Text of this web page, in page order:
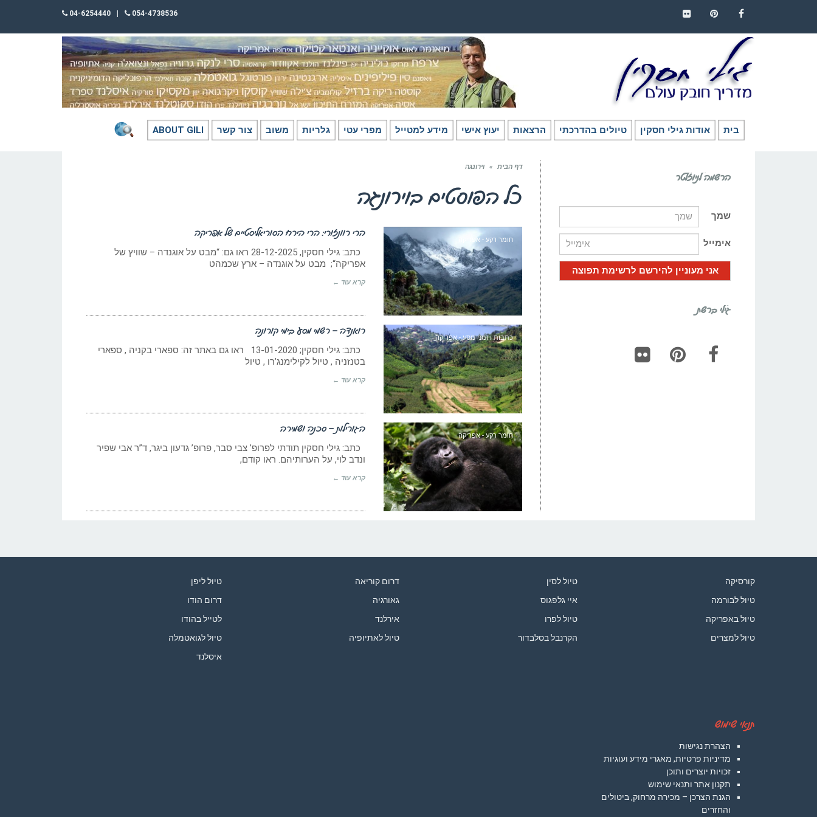
054-4738536
04-6254440
בית אודות גילי חסקין טיולים בהדרכתי הרצאות יעוץ אישי מידע למטייל מפרי עטי גלריות משוב צור קשר ABOUT GILI
דף הבית » וירונגה
כל הפוסטים בוירונגה
חומר רקע - אפריקה
הרי רוונזורי: הרי הירח הסוריאליסטיים של אפריקה
כתב: גילי חסקין, 28-12-2025 ראו גם: “מבט על אוגנדה – שוויץ של
אפריקה“; מבט על אוגנדה – ארץ שכמהט
קרא עוד ←
כתבות ויומני מסע - אפריקה
רואנדה – רשמי מסע בימי קורונה
כתב: גילי חסקין; 13-01-2020 ראו גם באתר זה: ספארי בקניה , ספארי
בטנזניה , טיול לקילימנג’רו , טיול
קרא עוד ←
חומר רקע - אפריקה
הגורילות – סכנה ושמירה
כתב: גילי חסקין תודתי לפרופ’ צבי סבר, פרופ’ גדעון ביגר, ד”ר אבי שפיר
ונדב לוי, על הערותיהם. ראו קודם,
קרא עוד ←
הרשמה לניוזלטר
שמך
אימייל
גילי ברשת
קורסיקה
טיול לבורמה
טיול באפריקה
טיול למצרים
טיול לסין
איי גלפגוס
טיול לפרו
הקרנבל בסלבדור
דרום קוריאה
גאורגיה
אירלנד
טיול לאתיופיה
טיול ליפן
דרום הודו
לטייל בהודו
טיול לגואטמלה
איסלנד
תנאי שימוש
הצהרת נגישות
מדיניות פרטיות, מאגרי מידע ועוגיות
זכויות יוצרים ותוכן
תקנון אתר ותנאי שימוש
הגנת הצרכן – מכירה מרחוק, ביטולים
והחזרים